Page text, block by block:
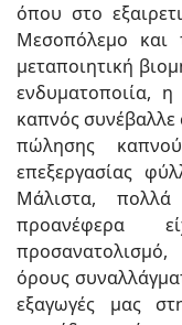
όπου στο
Μεσοπόλεμο και
μεταποιητική
ενδυματοποιία,
καπνός
πώλησης
επεξεργασίας
Μάλιστα,
προανέφερα
όρους
εξαγωγές μας